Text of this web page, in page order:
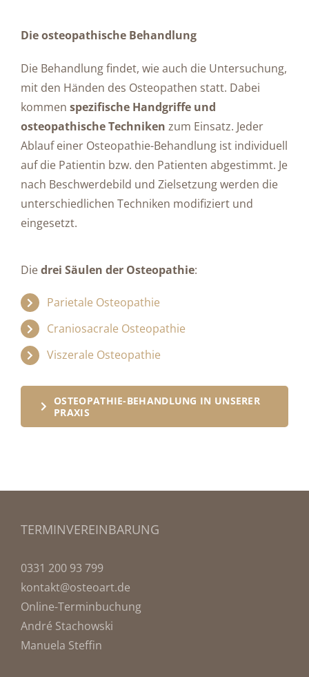
Die osteopathische Behandlung
Die Behandlung findet, wie auch die Untersuchung,
mit den Händen des Osteopathen statt. Dabei
kommen spezifische Handgriffe und
osteopathische Techniken zum Einsatz. Jeder
Ablauf einer Osteopathie-Behandlung ist individuell
auf die Patientin bzw. den Patienten abgestimmt. Je
nach Beschwerdebild und Zielsetzung werden die
unterschiedlichen Techniken modifiziert und
eingesetzt.
Diedrei Säulen der Osteopathie:
Parietale Osteopathie
Craniosacrale Osteopathie
Viszerale Osteopathie
OSTEOPATHIE-BEHANDLUNG IN UNSERER
PRAXIS
TERMINVEREINBARUNG
0331 200 93 799
kontakt@osteoart.de
Online-Terminbuchung
André Stachowski
Manuela Steffin